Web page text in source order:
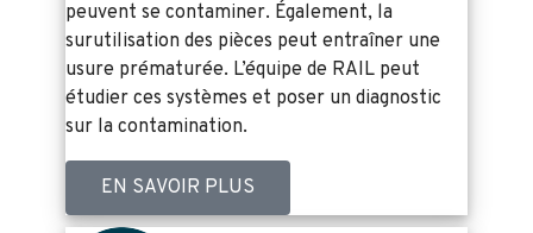
peuvent se contaminer. Également, la
surutilisation des pièces peut entraîner une
usure prématurée. L’équipe de RAIL peut
étudier ces systèmes et poser un diagnostic
sur la contamination.
EN SAVOIR PLUS